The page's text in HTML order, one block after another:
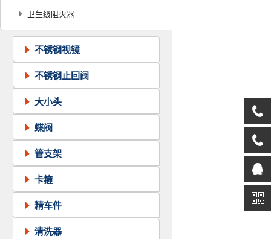
卫生级阻火器
不锈钢视镜
不锈钢止回阀
大小头
蝶阀
管支架
卡箍
精车件
清洗器